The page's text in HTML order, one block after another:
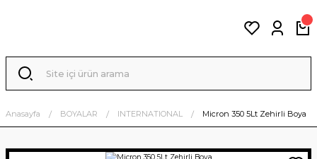
Anasayfa BOYALAR INTERNATIONAL Micron 350 5Lt Zehirli Boya